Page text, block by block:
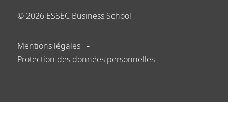
© 2026 ESSEC Business School
Mentions légales
Protection des données personnelles